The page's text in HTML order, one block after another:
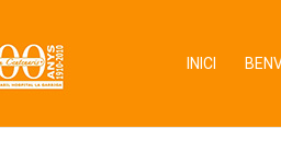
INICI